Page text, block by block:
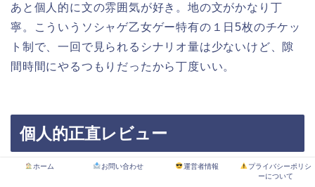
あと個人的に文の雰囲気が好き。地の文がかなり丁
寧。こういうソシャゲ乙女ゲー特有の１日5枚のチケッ
ト制で、一回で見られるシナリオ量は少ないけど、隙
間時間にやるつもりだったから丁度いい。
個人的正直レビュー
緊張感あふれるシナリオに沼ること間違いなし！
ホーム お問い合わせ 運営者情報
プライバシーポリシ
ーについて